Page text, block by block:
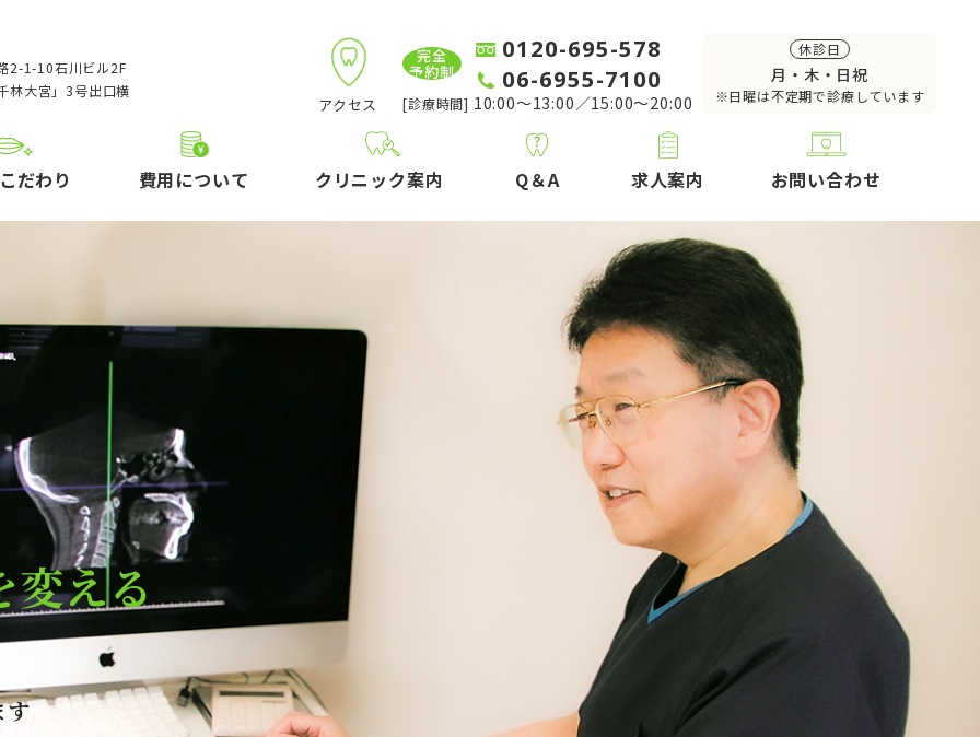
2-1-10石川ビル2F
林大宮」3号出口横
アクセス
完全
予約制
0120-695-578
06-6955-7100
[診療時間] 10:00～13:00／15:00～20:00
休診日
月・木・日祝
※日曜は不定期で診療しています
だわり 費用について クリニック案内 Q＆A 求人案内 お問い合わせ
変える
す